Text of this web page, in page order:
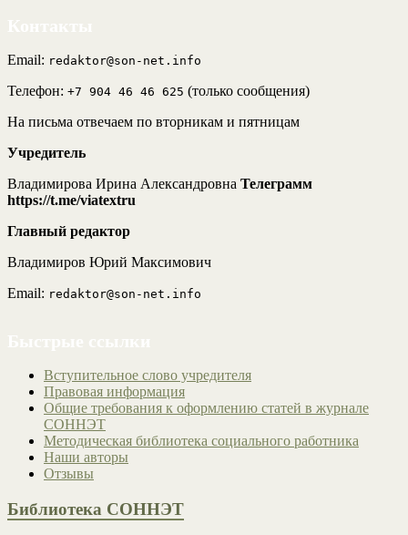
Email: redaktor@son-net.info
Телефон: +7 904 46 46 625 (только сообщения)
На письма отвечаем по вторникам и пятницам
Учредитель
Владимирова Ирина Александровна Телеграмм
https://t.me/viatextru
Главный редактор
Владимиров Юрий Максимович
Email: redaktor@son-net.info
Вступительное слово учредителя
Правовая информация
Общие требования к оформлению статей в журнале
СОННЭТ
Методическая библиотека социального работника
Наши авторы
Отзывы
Библиотека СОННЭТ